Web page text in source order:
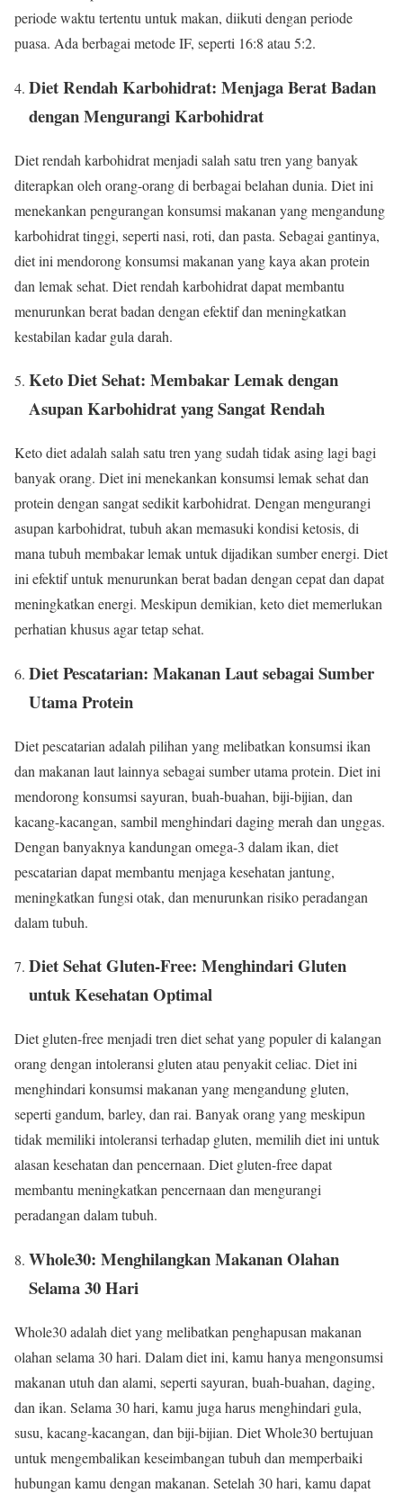
periode waktu tertentu untuk makan, diikuti dengan periode
puasa. Ada berbagai metode IF, seperti 16:8 atau 5:2.
Diet Rendah Karbohidrat: Menjaga Berat Badan
dengan Mengurangi Karbohidrat
Diet rendah karbohidrat menjadi salah satu tren yang banyak
diterapkan oleh orang-orang di berbagai belahan dunia. Diet ini
menekankan pengurangan konsumsi makanan yang mengandung
karbohidrat tinggi, seperti nasi, roti, dan pasta. Sebagai gantinya,
diet ini mendorong konsumsi makanan yang kaya akan protein
dan lemak sehat. Diet rendah karbohidrat dapat membantu
menurunkan berat badan dengan efektif dan meningkatkan
kestabilan kadar gula darah.
Keto Diet Sehat: Membakar Lemak dengan
Asupan Karbohidrat yang Sangat Rendah
Keto diet adalah salah satu tren yang sudah tidak asing lagi bagi
banyak orang. Diet ini menekankan konsumsi lemak sehat dan
protein dengan sangat sedikit karbohidrat. Dengan mengurangi
asupan karbohidrat, tubuh akan memasuki kondisi ketosis, di
mana tubuh membakar lemak untuk dijadikan sumber energi. Diet
ini efektif untuk menurunkan berat badan dengan cepat dan dapat
meningkatkan energi. Meskipun demikian, keto diet memerlukan
perhatian khusus agar tetap sehat.
Diet Pescatarian: Makanan Laut sebagai Sumber
Utama Protein
Diet pescatarian adalah pilihan yang melibatkan konsumsi ikan
dan makanan laut lainnya sebagai sumber utama protein. Diet ini
mendorong konsumsi sayuran, buah-buahan, biji-bijian, dan
kacang-kacangan, sambil menghindari daging merah dan unggas.
Dengan banyaknya kandungan omega-3 dalam ikan, diet
pescatarian dapat membantu menjaga kesehatan jantung,
meningkatkan fungsi otak, dan menurunkan risiko peradangan
dalam tubuh.
Diet Sehat Gluten-Free: Menghindari Gluten
untuk Kesehatan Optimal
Diet gluten-free menjadi tren diet sehat yang populer di kalangan
orang dengan intoleransi gluten atau penyakit celiac. Diet ini
menghindari konsumsi makanan yang mengandung gluten,
seperti gandum, barley, dan rai. Banyak orang yang meskipun
tidak memiliki intoleransi terhadap gluten, memilih diet ini untuk
alasan kesehatan dan pencernaan. Diet gluten-free dapat
membantu meningkatkan pencernaan dan mengurangi
peradangan dalam tubuh.
Whole30: Menghilangkan Makanan Olahan
Selama 30 Hari
Whole30 adalah diet yang melibatkan penghapusan makanan
olahan selama 30 hari. Dalam diet ini, kamu hanya mengonsumsi
makanan utuh dan alami, seperti sayuran, buah-buahan, daging,
dan ikan. Selama 30 hari, kamu juga harus menghindari gula,
susu, kacang-kacangan, dan biji-bijian. Diet Whole30 bertujuan
untuk mengembalikan keseimbangan tubuh dan memperbaiki
hubungan kamu dengan makanan. Setelah 30 hari, kamu dapat